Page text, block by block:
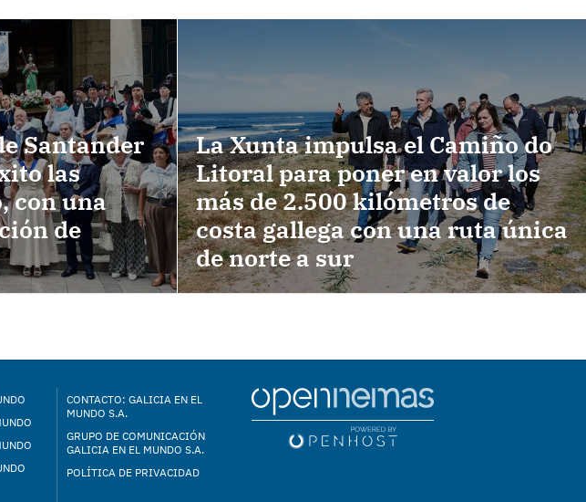
Santander
las
con una
de
La Xunta impulsa el Camiño do
Litoral para poner en valor los
más de 2.500 kilómetros de
costa gallega con una ruta única
de norte a sur
CONTACTO: GALICIA EN EL
MUNDO S.A.
GRUPO DE COMUNICACIÓN
GALICIA EN EL MUNDO S.A.
POLÍTICA DE PRIVACIDAD